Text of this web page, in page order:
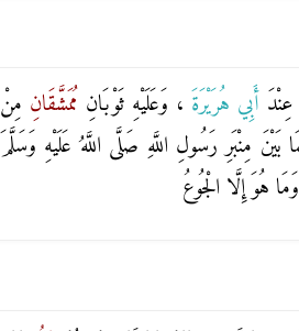
أَبِي هُرَيْرَةَ ، وَعَلَيْهِ ثَوْبَانِ مُمَشَّقَانِ مِنْ
بَيْنَ مِنْبَرِ رَسُولِ اللَّهِ صَلَّى اللَّهُ عَلَيْهِ وَسَلَّمَ
هُوَ إِلَّا الْجُوعُ